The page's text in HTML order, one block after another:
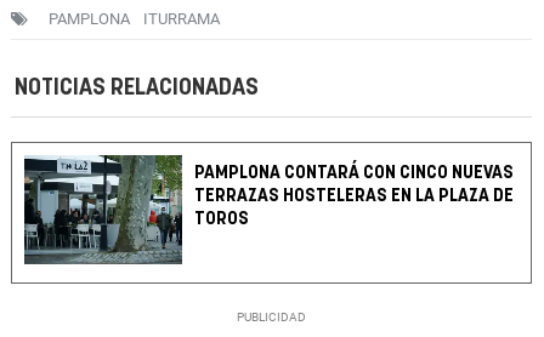
PAMPLONA ITURRAMA
NOTICIAS RELACIONADAS
PAMPLONA CONTARÁ CON CINCO NUEVAS
TERRAZAS HOSTELERAS EN LA PLAZA DE
TOROS